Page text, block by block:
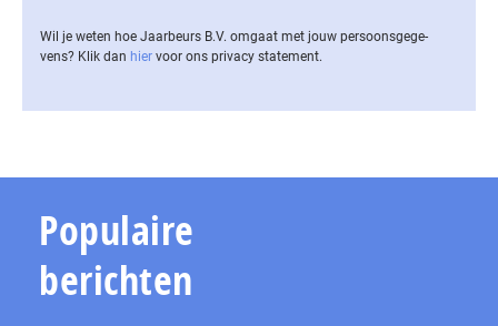
Wil je weten hoe Jaarbeurs B.V. omgaat met jouw per­soons­ge­ge­
vens? Klik dan hier voor ons privacy statement.
Populaire
berichten